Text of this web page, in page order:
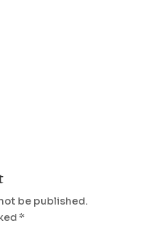
be published.
*